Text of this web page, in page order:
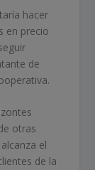
hacer
en precio
de
otras
el
de la